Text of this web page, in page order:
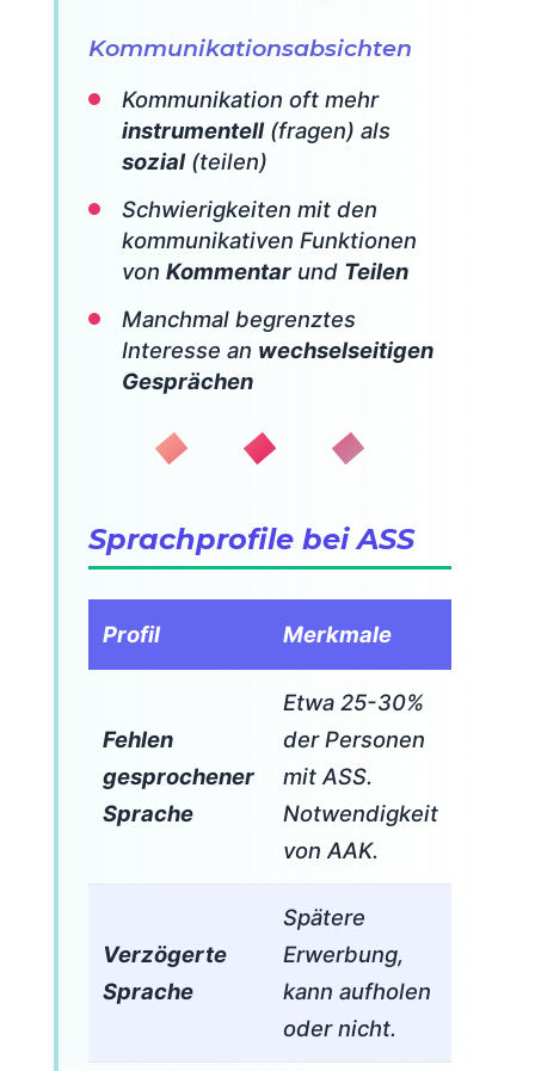
Kommunikationsabsichten
Kommunikation oft mehr
instrumentell(fragen) als
sozial(teilen)
Schwierigkeiten mit den
kommunikativen Funktionen
von Kommentarund Teilen
Manchmal begrenztes
Interesse an wechselseitigen
Gesprächen
◆ ◆ ◆
Sprachprofile bei ASS
Profil Merkmale
Fehlen
gesprochener
Sprache
Etwa 25-30%
der Personen
mit ASS.
Notwendigkeit
von AAK.
Verzögerte
Sprache
Spätere
Erwerbung,
kann aufholen
oder nicht.